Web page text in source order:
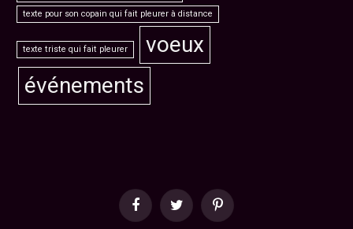
texte pour son copain qui fait pleurer à distance
texte triste qui fait pleurer
voeux
événements
FacebookTwitter Pinterest